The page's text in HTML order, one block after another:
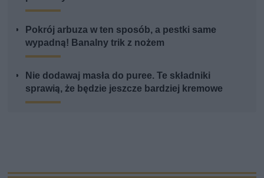
Pokrój arbuza w ten sposób, a pestki same
wypadną! Banalny trik z nożem
Nie dodawaj masła do puree. Te składniki
sprawią, że będzie jeszcze bardziej kremowe